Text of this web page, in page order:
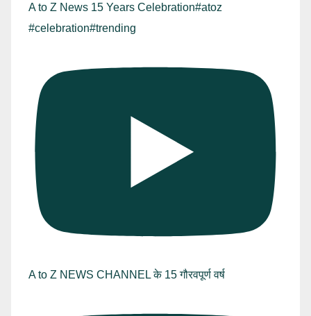
A to Z News 15 Years Celebration#atoz
#celebration#trending
A to Z NEWS CHANNEL के 15 गौरवपूर्ण वर्ष